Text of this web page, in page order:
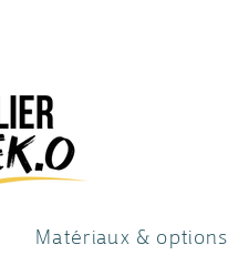
Matériaux & options